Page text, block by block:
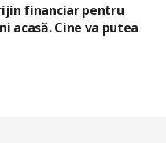
financiar pentru
acasă. Cine va putea